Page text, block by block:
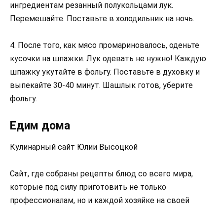
ингредиентам резанный полукольцами лук.
Перемешайте. Поставьте в холодильник на ночь.
4. После того, как мясо промариновалось, оденьте
кусочки на шпажки. Лук одевать не нужно! Каждую
шпажку укутайте в фольгу. Поставьте в духовку и
выпекайте 30-40 минут. Шашлык готов, уберите
фольгу.
Едим дома
Кулинарный сайт Юлии Высоцкой
Сайт, где собраны рецепты блюд со всего мира,
которые под силу приготовить не только
профессионалам, но и каждой хозяйке на своей